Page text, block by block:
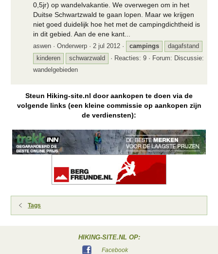
0,5jr) op wandelvakantie. We overwegen om in het
Duitse Schwartzwald te gaan lopen. Maar we krijgen
niet goed duidelijk hoe het met de campingdichtheid is
in dit gebied. Aan de ene kant...
aswen Onderwerp 2 jul 2012 campings
dagafstand
kinderen
schwarzwald Reacties: 9 Forum: Discussie:
wandelgebieden
Steun Hiking-site.nl door aankopen te doen via de
volgende links (een kleine commissie op aankopen zijn
de verdiensten):
Tags
HIKING-SITE.NL OP:
Facebook